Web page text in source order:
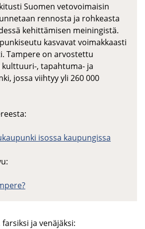
Suomen vetovoimaisin
rennosta ja rohkeasta
kehittämisen meiningistä.
kasvavat voimakkaasti
Tampere on arvostettu
kulttuuri-, tapahtuma- ja
jossa viihtyy yli 260 000
isossa kaupungissa
ja ve­nä­jäk­si: